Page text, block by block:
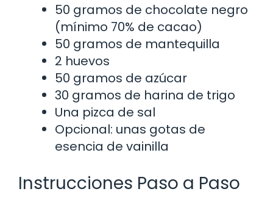
50 gramos de chocolate negro
(mínimo 70% de cacao)
50 gramos de mantequilla
2 huevos
50 gramos de azúcar
30 gramos de harina de trigo
Una pizca de sal
Opcional: unas gotas de
esencia de vainilla
Instrucciones Paso a Paso